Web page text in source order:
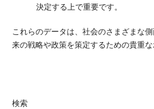
決定する上で重要です。
これらのデータは、社会のさまざまな
来の戦略や政策を策定するための貴重な
検索